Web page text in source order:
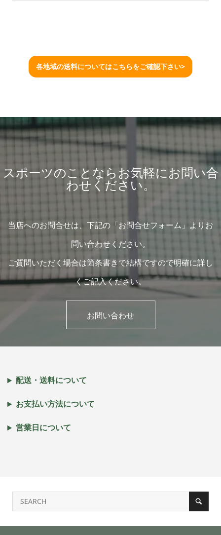
各地域の送料についてはこちらをご確認下さい>
スポーツのことならお気軽にお問い合
わせください。
当店へのお問合せは、下記の「お問合せフォーム」よりお
問い合わせください。
ご質問いただく場合は箇条書きで結構ですので明確に詳し
くご記入ください。
お問い合わせ
配送・送料について
お支払い方法について
営業日について